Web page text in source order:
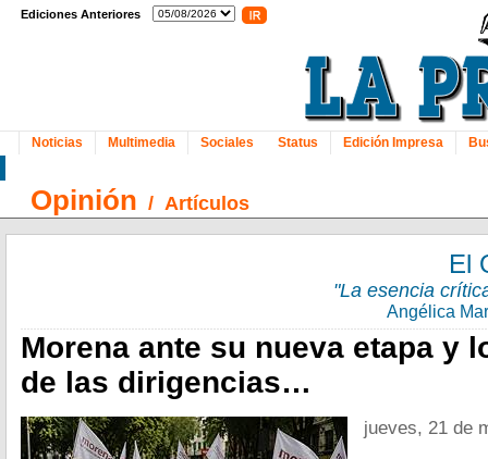
Ediciones Anteriores
Noticias Multimedia Sociales Status Edición Impresa
Opinión / Artículos
El
"La esencia
Angélica
Morena ante su nueva etapa y
de las dirigencias…
jueves, 21 de